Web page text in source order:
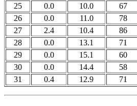
25
0.0 10.0 67
26
0.0 11.0 78
27
2.4 10.4 86
28
0.0 13.1 71
29
0.0 15.1 60
30
0.0 14.4 58
31
0.4 12.9 71